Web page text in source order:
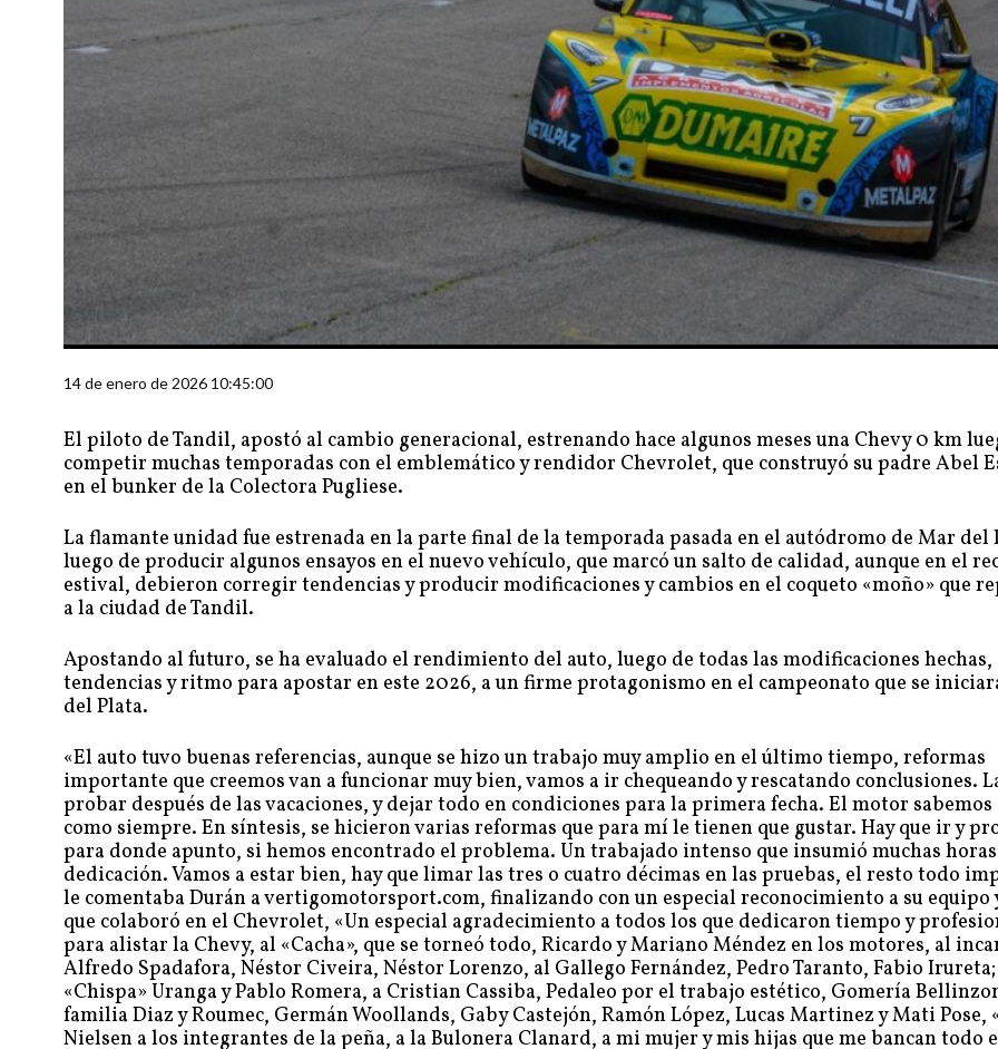
14 de enero de 2026 10:45:00
El piloto de Tandil, apostó al cambio generacional, estrenando hace algunos meses una Chevy 0 km
competir muchas temporadas con el emblemático y rendidor Chevrolet, que construyó su padre Abel
en el bunker de la Colectora Pugliese.
La flamante unidad fue estrenada en la parte final de la temporada pasada en el autódromo de Mar del
luego de producir algunos ensayos en el nuevo vehículo, que marcó un salto de calidad, aunque en el
estival, debieron corregir tendencias y producir modificaciones y cambios en el coqueto «moño» que
a la ciudad de Tandil.
Apostando al futuro, se ha evaluado el rendimiento del auto, luego de todas las modificaciones
tendencias y ritmo para apostar en este 2026, a un firme protagonismo en el campeonato que se
del Plata.
«El auto tuvo buenas referencias, aunque se hizo un trabajo muy amplio en el último tiempo, reformas
importante que creemos van a funcionar muy bien, vamos a ir chequeando y rescatando conclusiones.
probar después de las vacaciones, y dejar todo en condiciones para la primera fecha. El motor sabemos
como siempre. En síntesis, se hicieron varias reformas que para mí le tienen que gustar. Hay que ir y
para donde apunto, si hemos encontrado el problema. Un trabajado intenso que insumió muchas
dedicación. Vamos a estar bien, hay que limar las tres o cuatro décimas en las pruebas, el resto todo
le comentaba Durán a vertigomotorsport.com, finalizando con un especial reconocimiento a su equipo
que colaboró en el Chevrolet, «Un especial agradecimiento a todos los que dedicaron tiempo y
para alistar la Chevy, al «Cacha», que se torneó todo, Ricardo y Mariano Méndez en los motores, al
Alfredo Spadafora, Néstor Civeira, Néstor Lorenzo, al Gallego Fernández, Pedro Taranto, Fabio
«Chispa» Uranga y Pablo Romera, a Cristian Cassiba, Pedaleo por el trabajo estético, Gomería
familia Diaz y Roumec, Germán Woollands, Gaby Castejón, Ramón López, Lucas Martinez y Mati Pose,
Nielsen a los integrantes de la peña, a la Bulonera Clanard, a mi mujer y mis hijas que me bancan todo